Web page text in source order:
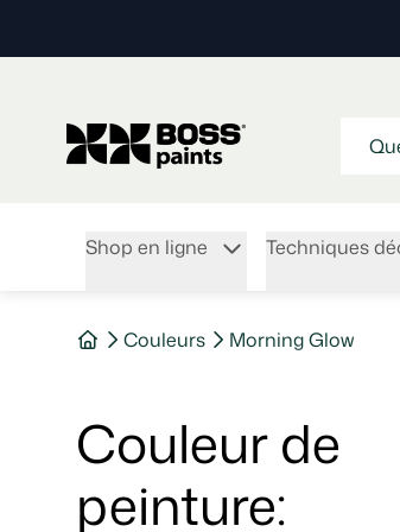
Shop en ligne Techniques
Couleurs Morning Glow
Couleur de
peinture: